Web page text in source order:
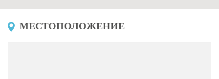
МЕСТОПОЛОЖЕНИЕ